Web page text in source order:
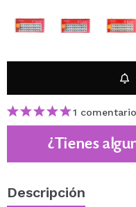
1
¿Tienes
Descripción